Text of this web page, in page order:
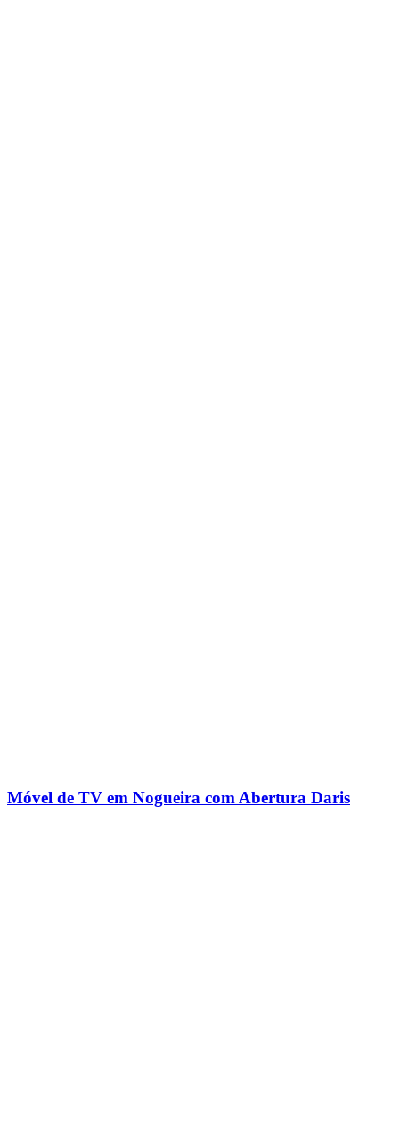
Móvel de TV em Nogueira com Abertura Daris